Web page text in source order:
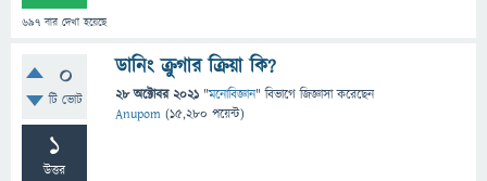
697 বার দেখা হয়েছে
0
টি ভোট
1
উত্তর
ডানিং ক্রুগার ক্রিয়া কি?
28 অক্টোবর 2021 "মনোবিজ্ঞান" বিভাগে জিজ্ঞাসাকরেছেন
Anupom (15,280 পয়েন্ট)